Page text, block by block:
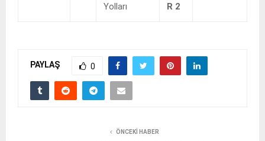
Yolları
R 2
PAYLAŞ 0
ÖNCEKI HABER